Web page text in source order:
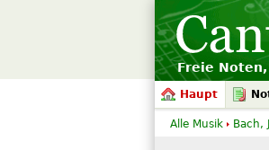
Freie
Haupt
Alle Musik Bach,